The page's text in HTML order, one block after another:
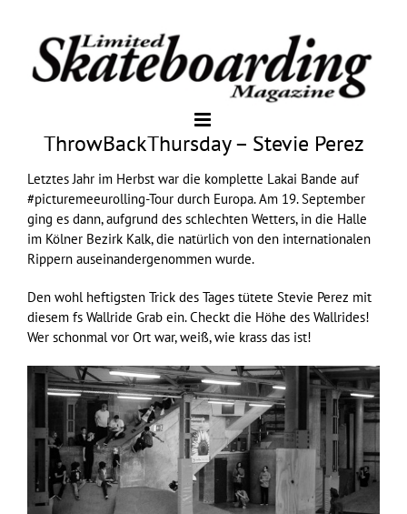
ThrowBackThursday – Stevie Perez
Letztes Jahr im Herbst war die komplette Lakai Bande auf
#picturemeeurolling-Tour durch Europa. Am 19. September
ging es dann, aufgrund des schlechten Wetters, in die Halle
im Kölner Bezirk Kalk, die natürlich von den internationalen
Rippern auseinandergenommen wurde.
Den wohl heftigsten Trick des Tages tütete Stevie Perez mit
diesem fs Wallride Grab ein. Checkt die Höhe des Wallrides!
Wer schonmal vor Ort war, weiß, wie krass das ist!